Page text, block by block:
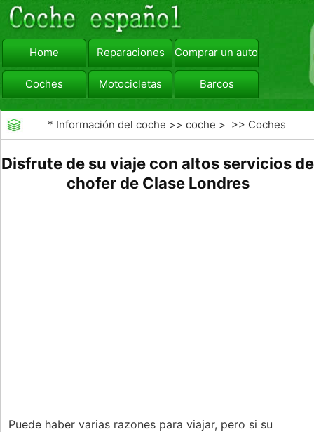
Home Reparaciones Comprar un automóvil
Coches Motocicletas Barcos
viajar Camiones
* Información del coche >>coche > >> Coches
Disfrute de su viaje con altos servicios de
chofer de Clase Londres
Puede haber varias razones para viajar, pero si su